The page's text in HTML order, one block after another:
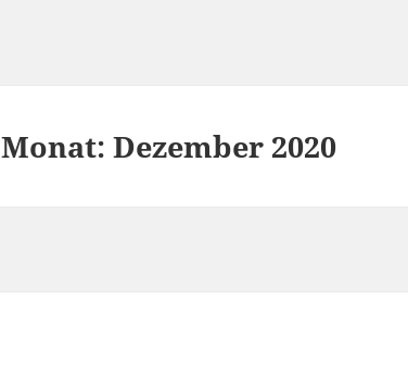
Monat:Dezember 2020